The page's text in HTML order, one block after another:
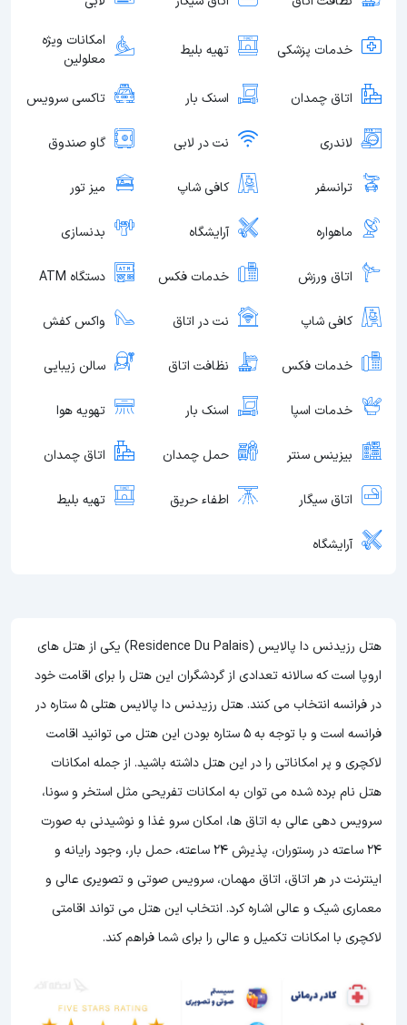
خدمات پزشکی تهیه بلیط
امکانات ویژه
معلولین
اتاق چمدان اسنک بار تاکسی سرویس
لاندری نت در لابی گاو صندوق
ترانسفر کافی شاپ میز تور
ماهواره آرایشگاه بدنسازی
اتاق ورزش خدمات فکس دستگاه ATM
کافی شاپ نت در اتاق واکس کفش
خدمات فکس نظافت اتاق سالن زیبایی
خدمات اسپا اسنک بار تهویه هوا
بیزینس سنتر حمل چمدان اتاق چمدان
اتاق سیگار اطفاء حریق تهیه بلیط
آرایشگاه
هتل رزیدنس دا پالایس (Residence Du Palais) یکی از هتل های
اروپا است که سالانه تعدادی از گردشگران این هتل را برای اقامت خود
در فرانسه انتخاب می کنند. هتل رزیدنس دا پالایس هتلی 5 ستاره در
فرانسه است و با توجه به 5 ستاره بودن این هتل
می توانید اقامت
لاکچری و پر امکاناتی را در این هتل داشته باشید. از جمله امکانات
هتل نام برده شده می توان به امکانات تفریحی مثل استخر و سونا،
سرویس دهی عالی به اتاق ها، امکان سرو غذا و نوشیدنی به صورت
24 ساعته در رستوران، پذیرش 24 ساعته، حمل بار، وجود رایانه و
اینترنت در هر اتاق، اتاق مهمان، سرویس صوتی و تصویری عالی و
معماری شیک و عالی اشاره کرد. انتخاب این هتل می تواند اقامتی
لاکچری با امکانات تکمیل و عالی را برای شما فراهم کند.